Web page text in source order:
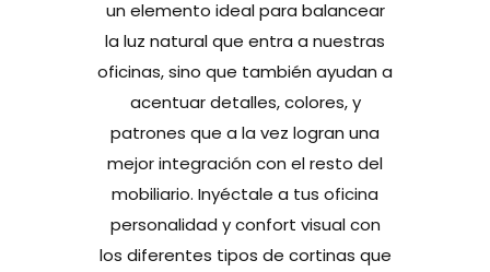
un elemento ideal para balancear
la luz natural que entra a nuestras
oficinas, sino que también ayudan a
acentuar detalles, colores, y
patrones que a la vez logran una
mejor integración con el resto del
mobiliario. Inyéctale a tus oficina
personalidad y confort visual con
los diferentes tipos de cortinas que